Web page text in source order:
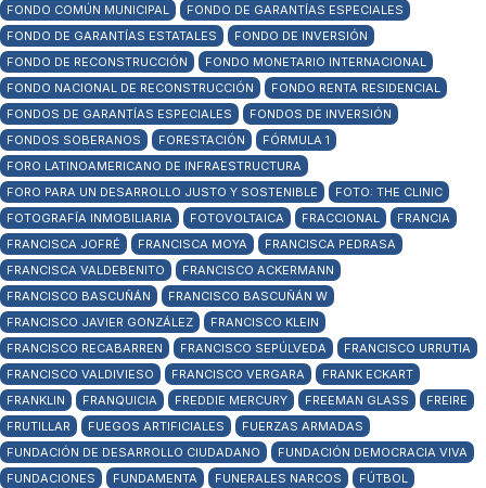
FONDO COMÚN MUNICIPAL
FONDO DE GARANTÍAS ESPECIALES
FONDO DE GARANTÍAS ESTATALES
FONDO DE INVERSIÓN
FONDO DE RECONSTRUCCIÓN
FONDO MONETARIO INTERNACIONAL
FONDO NACIONAL DE RECONSTRUCCIÓN
FONDO RENTA RESIDENCIAL
FONDOS DE GARANTÍAS ESPECIALES
FONDOS DE INVERSIÓN
FONDOS SOBERANOS
FORESTACIÓN
FÓRMULA 1
FORO LATINOAMERICANO DE INFRAESTRUCTURA
FORO PARA UN DESARROLLO JUSTO Y SOSTENIBLE
FOTO: THE CLINIC
FOTOGRAFÍA INMOBILIARIA
FOTOVOLTAICA FRACCIONAL
FRANCIA
FRANCISCA JOFRÉ
FRANCISCA MOYA
FRANCISCA PEDRASA
FRANCISCA VALDEBENITO
FRANCISCO ACKERMANN
FRANCISCO BASCUÑÁN
FRANCISCO BASCUÑÁN W
FRANCISCO JAVIER GONZÁLEZ
FRANCISCO KLEIN
FRANCISCO RECABARREN
FRANCISCO SEPÚLVEDA
FRANCISCO URRUTIA
FRANCISCO VALDIVIESO
FRANCISCO VERGARA
FRANK ECKART
FRANKLIN
FRANQUICIA FREDDIE MERCURY FREEMAN GLASS
FREIRE
FRUTILLAR
FUEGOS ARTIFICIALES
FUERZAS ARMADAS
FUNDACIÓN DE DESARROLLO CIUDADANO
FUNDACIÓN DEMOCRACIA VIVA
FUNDACIONES
FUNDAMENTA FUNERALES NARCOS
FÚTBOL